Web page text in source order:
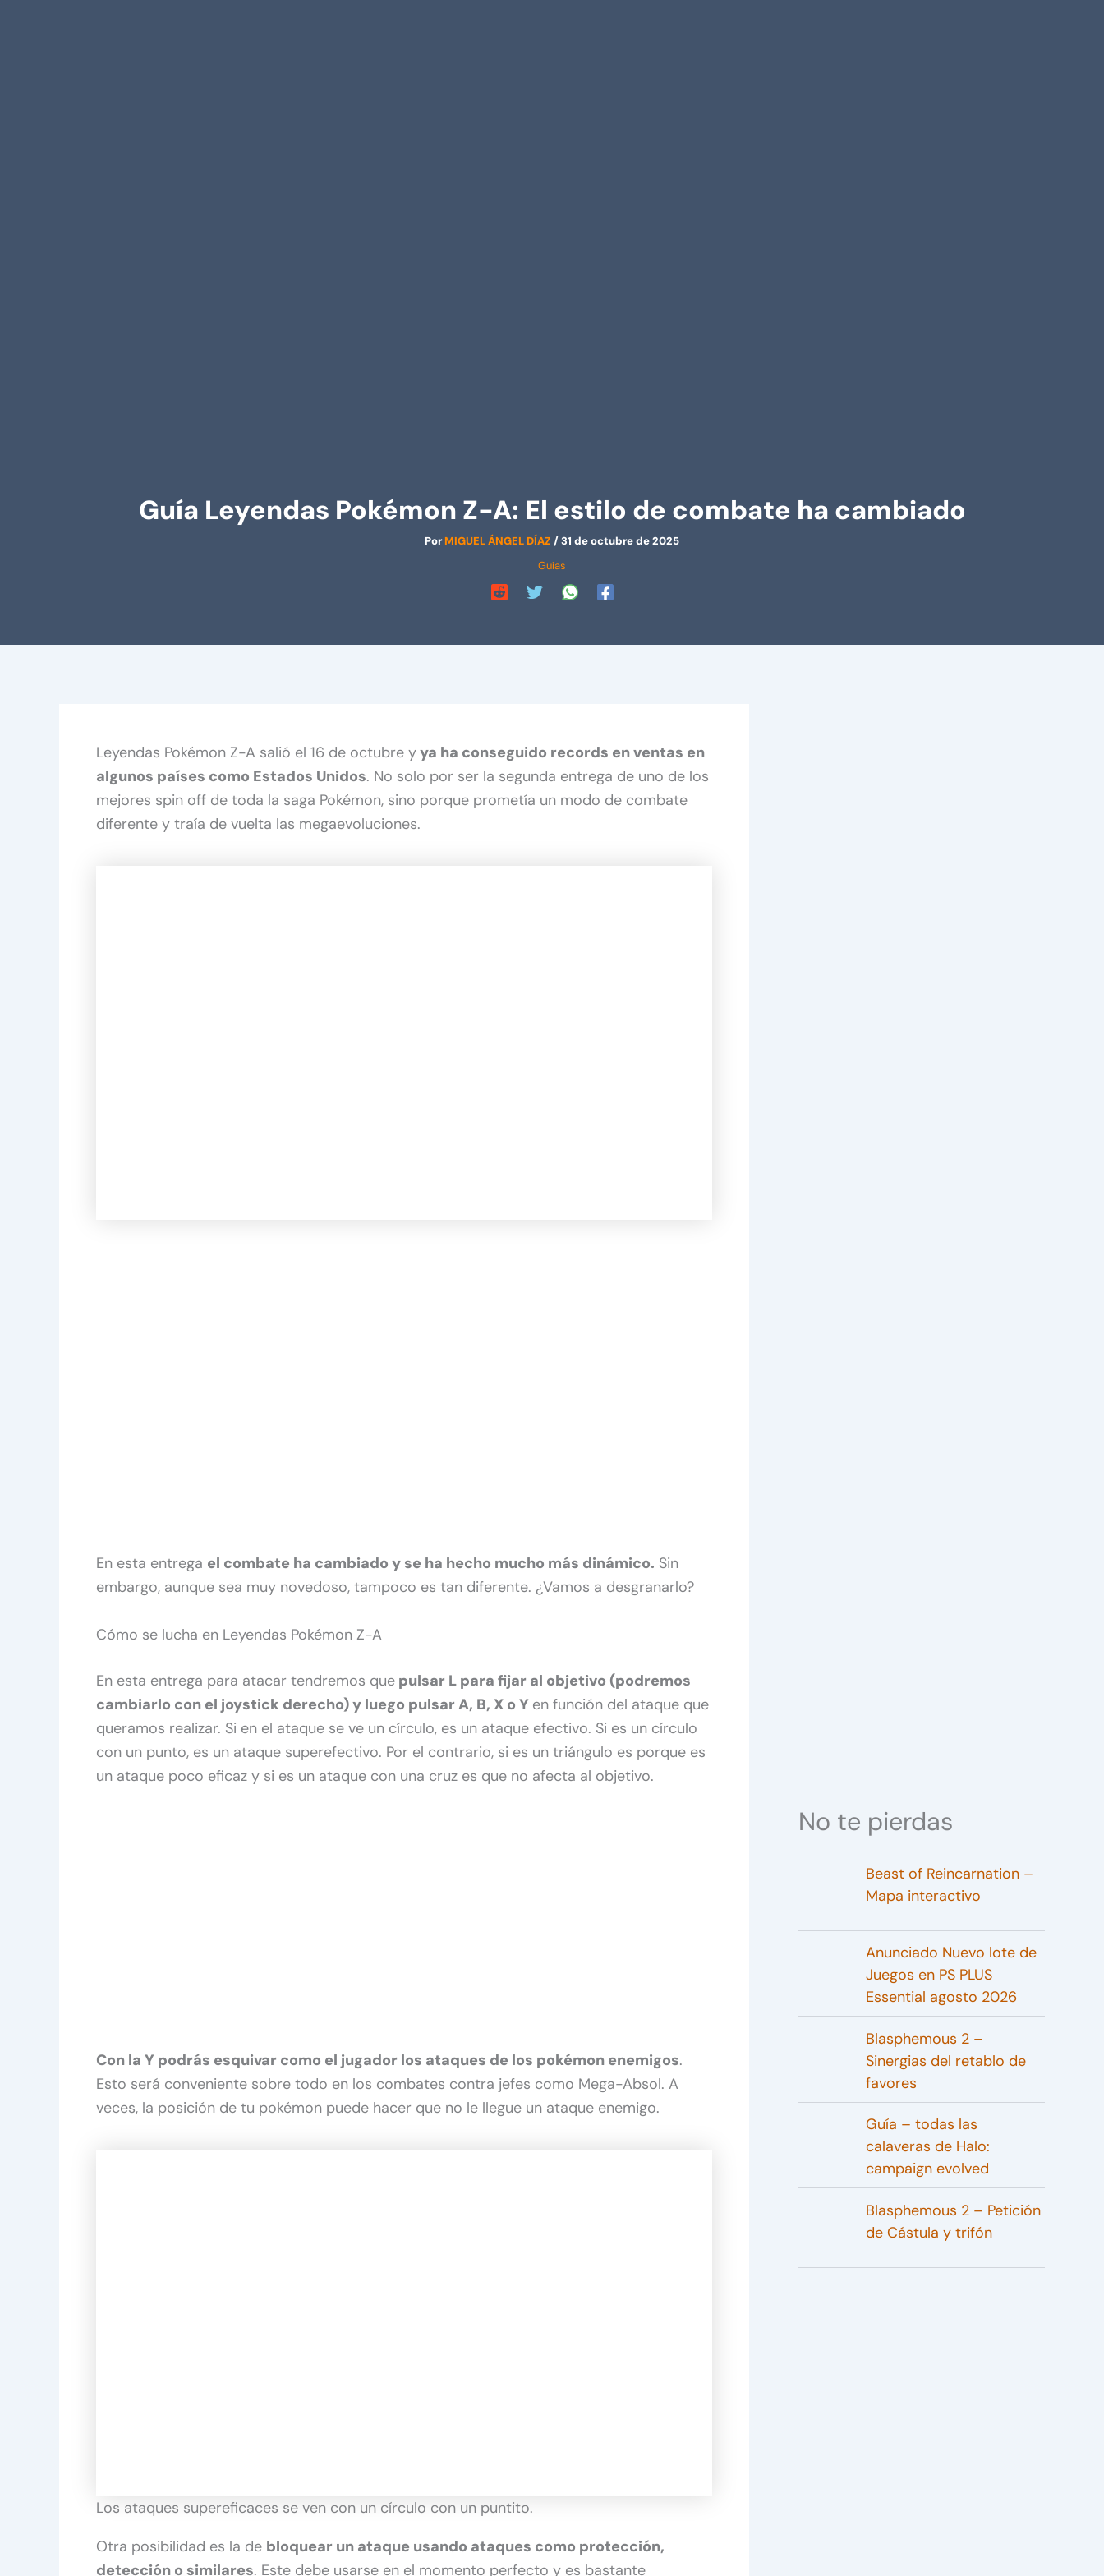
Guía Leyendas Pokémon Z-A: El estilo de combate ha cambiado
PorMIGUEL ÁNGEL DÍAZ /31 de octubre de 2025
Guías
Leyendas Pokémon Z-A salió el 16 de octubre yya ha conseguido records en ventas en
algunos países como Estados Unidos. No solo por ser la segunda entrega de uno de los
mejores spin off de toda la saga Pokémon, sino porque prometía un modo de combate
diferente y traía de vuelta las megaevoluciones.
En esta entrega el combate ha cambiado y se ha hecho mucho más dinámico. Sin
embargo, aunque sea muy novedoso, tampoco es tan diferente. ¿Vamos a desgranarlo?
Cómo se lucha en Leyendas Pokémon Z-A
En esta entrega para atacar tendremos que pulsar L para fijar al objetivo (podremos
cambiarlo con el joystick derecho) y luego pulsar A, B, X o Y en función del ataque que
queramos realizar. Si en el ataque se ve un círculo, es un ataque efectivo. Si es un círculo
con un punto, es un ataque superefectivo. Por el contrario, si es un triángulo es porque es
un ataque poco eficaz y si es un ataque con una cruz es que no afecta al objetivo.
Con la Y podrás esquivar como el jugador los ataques de los pokémon enemigos.
Esto será conveniente sobre todo en los combates contra jefes como Mega-Absol. A
veces, la posición de tu pokémon puede hacer que no le llegue un ataque enemigo.
Los ataques supereficaces se ven con un círculo con un puntito.
Otra posibilidad es la de bloquear un ataque usando ataques como protección,
detección o similares. Este debe usarse en el momento perfecto y es bastante
No te pierdas
Beast of Reincarnation –
Mapa interactivo
Anunciado Nuevo lote de
Juegos en PS PLUS
Essential agosto 2026
Blasphemous 2 –
Sinergias del retablo de
favores
Guía – todas las
calaveras de Halo:
campaign evolved
Blasphemous 2 – Petición
de Cástula y trifón